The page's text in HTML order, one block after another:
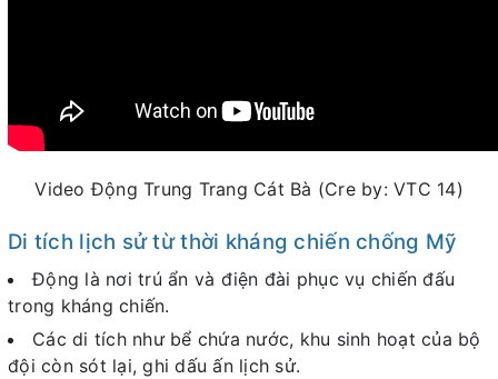
Video Động Trung Trang Cát Bà (Cre by: VTC 14)
Di tích lịch sử từ thời kháng chiến chống Mỹ
Động là nơi trú ẩn và điện đài phục vụ chiến đấu
trong kháng chiến.
Các di tích như bể chứa nước, khu sinh hoạt của bộ
đội còn sót lại, ghi dấu ấn lịch sử.